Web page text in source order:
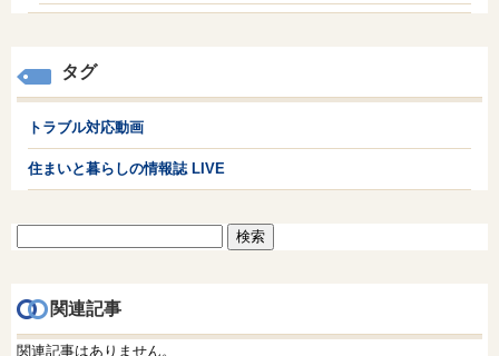
タグ
トラブル対応動画
住まいと暮らしの情報誌 LIVE
関連記事
関連記事はありません。